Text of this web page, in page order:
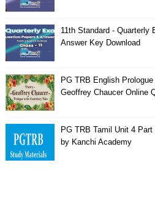
11th Standard - Quarterly
Answer Key Download
PG TRB English
Geoffrey Chaucer Online
PG TRB Tamil Unit 4
by Kanchi Academy